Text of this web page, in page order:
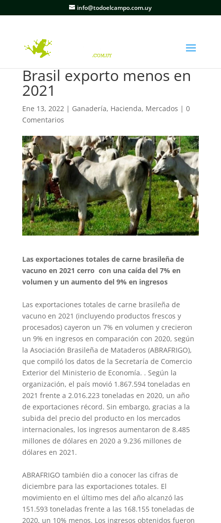
info@todoelcampo.com.uy
Brasil exporto menos en
2021
Ene 13, 2022| Ganadería, Hacienda, Mercados | 0
Comentarios
Las exportaciones totales de carne brasileña de
vacuno en 2021 cerro con una caída del 7% en
volumen y un aumento del 9% en ingresos
Las exportaciones totales de carne brasileña de
vacuno en 2021 (incluyendo productos frescos y
procesados) cayeron un 7% en volumen y crecieron
un 9% en ingresos en comparación con 2020, según
la Asociación Brasileña de Mataderos (ABRAFRIGO),
que compiló los datos de la Secretaría de Comercio
Exterior del Ministerio de Economía. . Según la
organización, el país movió 1.867.594 toneladas en
2021 frente a 2.016.223 toneladas en 2020, un año
de exportaciones récord. Sin embargo, gracias a la
subida del precio del producto en los mercados
internacionales, los ingresos aumentaron de 8.485
millones de dólares en 2020 a 9.236 millones de
dólares en 2021.
ABRAFRIGO también dio a conocer las cifras de
diciembre para las exportaciones totales. El
movimiento en el último mes del año alcanzó las
151.593 toneladas frente a las 168.155 toneladas de
2020, un 10% menos. Los ingresos obtenidos fueron